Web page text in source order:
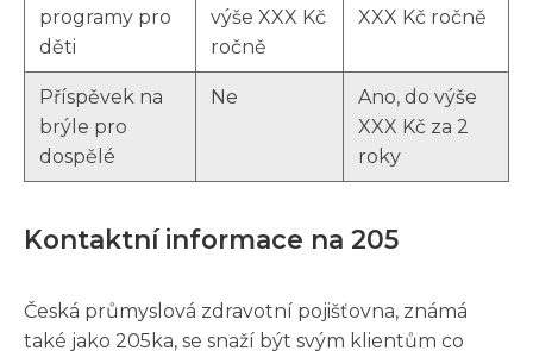
programy pro
děti
výše XXX Kč
ročně
XXX Kč ročně
Příspěvek na
brýle pro
dospělé
Ne
Ano, do výše
XXX Kč za 2
roky
Kontaktní informace na 205
Česká průmyslová zdravotní pojišťovna, známá
také jako 205ka, se snaží být svým klientům co